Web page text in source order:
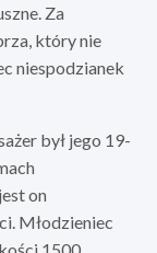
Za
który nie
niespodzianek
był jego 19-
on
Młodzieniec